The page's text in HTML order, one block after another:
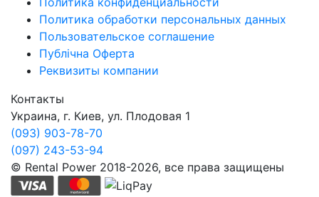
Политика обработки персональных данных
Пользовательское соглашение
Публічна Оферта
Реквизиты компании
Контакты
Украина, г. Киев, ул. Плодовая 1
(093) 903-78-70
(097) 243-53-94
© Rental Power 2018-2026, все права защищены